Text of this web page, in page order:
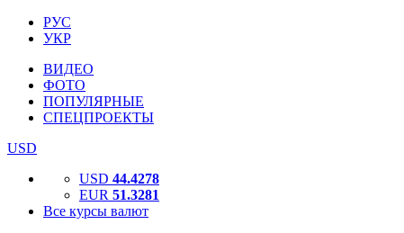
РУС
УКР
ВИДЕО
ФОТО
ПОПУЛЯРНЫЕ
СПЕЦПРОЕКТЫ
USD
USD 44.4278
EUR 51.3281
Все курсы валют